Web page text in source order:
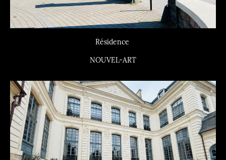
Résidence
NOUVEL-ART